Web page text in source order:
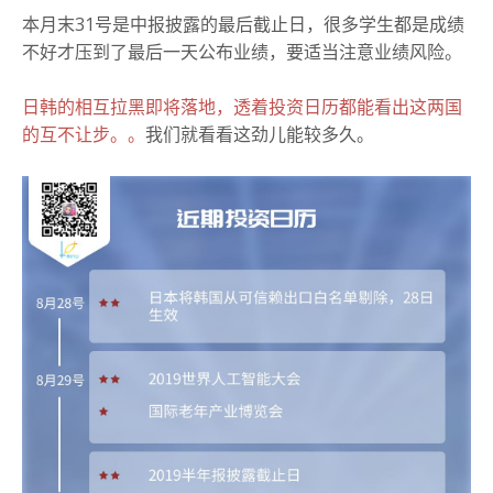
本月末31号是中报披露的最后截止日，很多学生都是成绩
不好才压到了最后一天公布业绩，要适当注意业绩风险。
日韩的相互拉黑即将落地，透着投资日历都能看出这两国
的互不让步。。 我们就看看这劲儿能较多久。